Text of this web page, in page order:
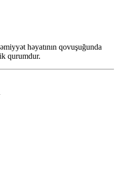
həyatının qovuşuğunda
qurumdur.